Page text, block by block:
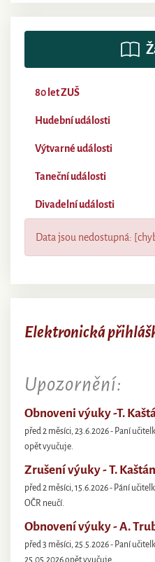
80 let ZUŠ
Hudební události
Výtvarné události
Taneční události
Divadelní události
Data jsou nedostupná:
Elektronická
Upozornění:
Obnoveni výuky -T.
před 2 měsíci, 23.6.2026 - Paní
opět vyučuje.
Zrušení výuky - T.
před 2 měsíci, 15.6.2026 - Pání
OČR neučí.
Obnovení výuky - A.
před 3 měsíci, 25.5.2026 - Paní
25.05.2026 opět vyučuje.